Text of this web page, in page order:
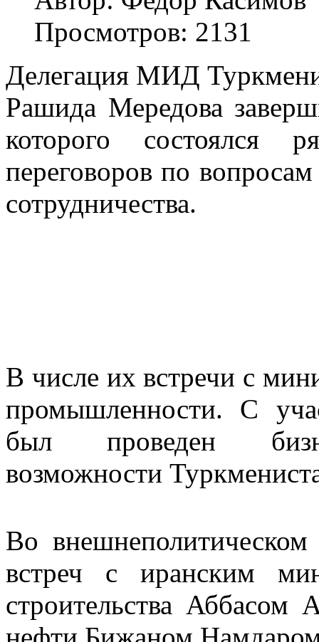
Просмотров: 2131
Делегация МИД
Рашида Мередова
которого состоялся
переговоров по
сотрудничества.
В числе их встречи с
промышленности. С
был проведен
возможности
Во внешнеполитическом
встреч с иранским
строительства